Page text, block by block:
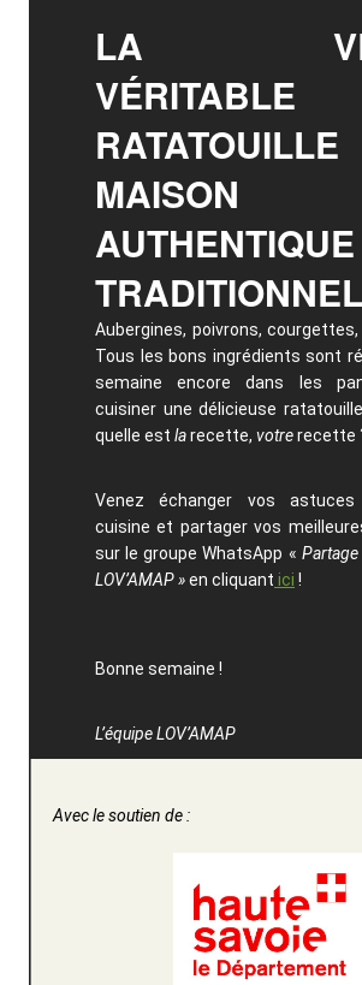
LA
VÉRITABLE
RATATOUILLE
MAISON
AUTHENTIQUE
Aubergines, poivrons, courgettes,
Tous les bons ingrédients sont
semaine encore dans les
cuisiner une délicieuse
quelle est larecette, votrerecette
Venez échanger vos
cuisine et partager vos
sur le groupe WhatsApp «
LOV’AMAP »en cliquant ici !
Bonne semaine !
L’équipe LOV’AMAP
Avec le soutien de :